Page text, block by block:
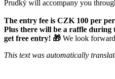
Prudký will accompany you
The entry fee is CZK 100 per
Plus there will be a raffle during
get free entry! 🎁 We look
This text was automatically